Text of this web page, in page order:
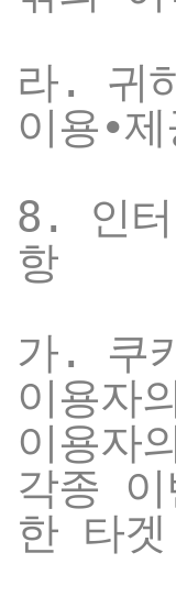
라. 귀
이용∙
8. 인
항
가. 쿠
이용자
이용자
각종
한 타